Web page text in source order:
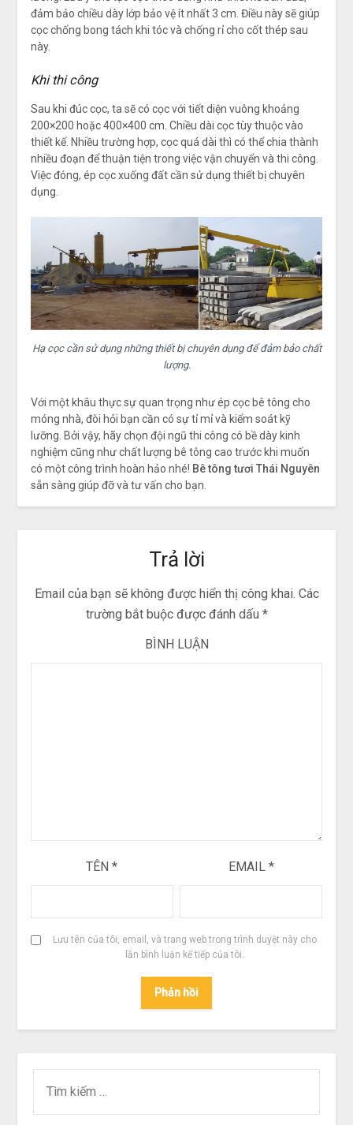
đảm bảo chiều dày lớp bảo vệ ít nhất 3 cm. Điều này sẽ giúp
cọc chống bong tách khi tóc và chống rỉ cho cốt thép sau
này.
Khi thi công
Sau khi đúc cọc, ta sẽ có cọc với tiết diện vuông khoảng
200×200 hoặc 400×400 cm. Chiều dài cọc tùy thuộc vào
thiết kế. Nhiều trường hợp, cọc quá dài thì có thể chia thành
nhiều đoạn để thuận tiện trong việc vận chuyển và thi công.
Việc đóng, ép cọc xuống đất cần sử dụng thiết bị chuyên
dụng.
Hạ cọc cần sử dụng những thiết bị chuyên dụng để đảm bảo chất
lượng.
Với một khâu thực sự quan trọng như ép cọc bê tông cho
móng nhà, đòi hỏi bạn cần có sự tỉ mỉ và kiểm soát kỹ
lưỡng. Bởi vậy, hãy chọn đội ngũ thi công có bề dày kinh
nghiệm cũng như chất lượng bê tông cao trước khi muốn
có một công trình hoàn hảo nhé! Bê tông tươi Thái Nguyên
sẵn sàng giúp đỡ và tư vấn cho bạn.
Trả lời
Email của bạn sẽ không được hiển thị công khai. Các
trường bắt buộc được đánh dấu *
BÌNH LUẬN
TÊN* EMAIL *
Lưu tên của tôi, email, và trang web trong trình duyệt này cho
lần bình luận kế tiếp của tôi.